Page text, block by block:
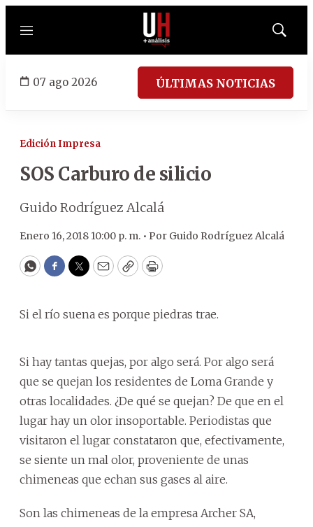
Menú
Mostrar
07 ago 2026 ÚLTIMAS NOTICIAS
Edición Impresa
SOS Carburo de silicio
Guido Rodríguez Alcalá
Enero 16, 2018 10:00 p. m. • Por Guido Rodríguez Alcalá
WhatsApp
Facebook
Twitter
EmailCopyPrint
Si el río suena es porque piedras trae.
Si hay tantas quejas, por algo será. Por algo será
que se quejan los residentes de Loma Grande y
otras localidades. ¿De qué se quejan? De que en el
lugar hay un olor insoportable. Periodistas que
visitaron el lugar constataron que, efectivamente,
se siente un mal olor, proveniente de unas
chimeneas que echan sus gases al aire.
Son las chimeneas de la empresa Archer SA,